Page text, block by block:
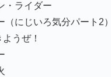
・ライダー
（にじいろ気分パート2）
うぜ！